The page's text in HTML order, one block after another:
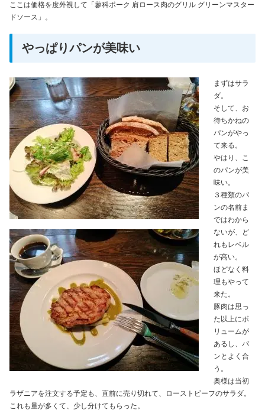
ここは価格を度外視して「蓼科ポーク 肩ロース肉のグリル グリーンマスター
ドソース」。
やっぱりパンが美味い
まずはサラ
ダ。
そして、お
待ちかねの
パンがやっ
て来る。
やはり、こ
のパンが美
味い。
３種類のパ
ンの名前ま
ではわから
ないが、ど
れもレベル
が高い。
ほどなく料
理もやって
来た。
豚肉は思っ
た以上にボ
リュームが
あるし、パ
ンとよく合
う。
奥様は当初
ラザニアを注文する予定も、直前に売り切れて、ローストビーフのサラダ。
これも量が多くて、少し分けてもらった。